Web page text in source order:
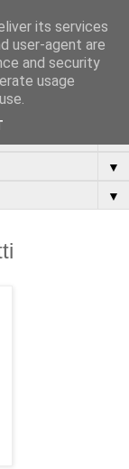
▼
▼
its services
user-agent are
and security
usage